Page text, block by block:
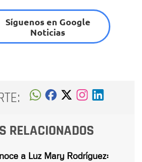
Síguenos en Google
Noticias
RELACIONADOS
a Luz Mary Rodríguez: